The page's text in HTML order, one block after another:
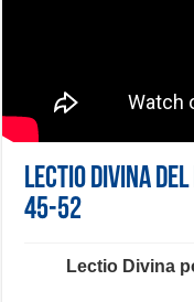
Lectio Divina
45-52
Lectio Divina